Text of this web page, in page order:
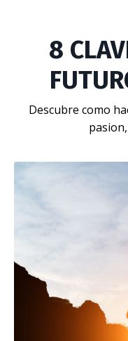
8
Descubre como